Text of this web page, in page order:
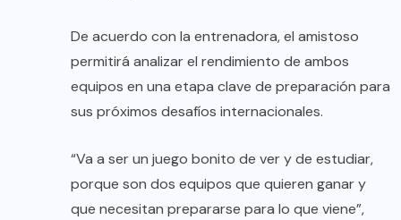
De acuerdo con la entrenadora, el amistoso
permitirá analizar el rendimiento de ambos
equipos en una etapa clave de preparación para
sus próximos desafíos internacionales.
“Va a ser un juego bonito de ver y de estudiar,
porque son dos equipos que quieren ganar y
que necesitan prepararse para lo que viene”,